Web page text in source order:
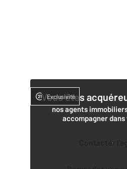
Vous êtes
nos agents
accompagner
Contacter
Exclusivité